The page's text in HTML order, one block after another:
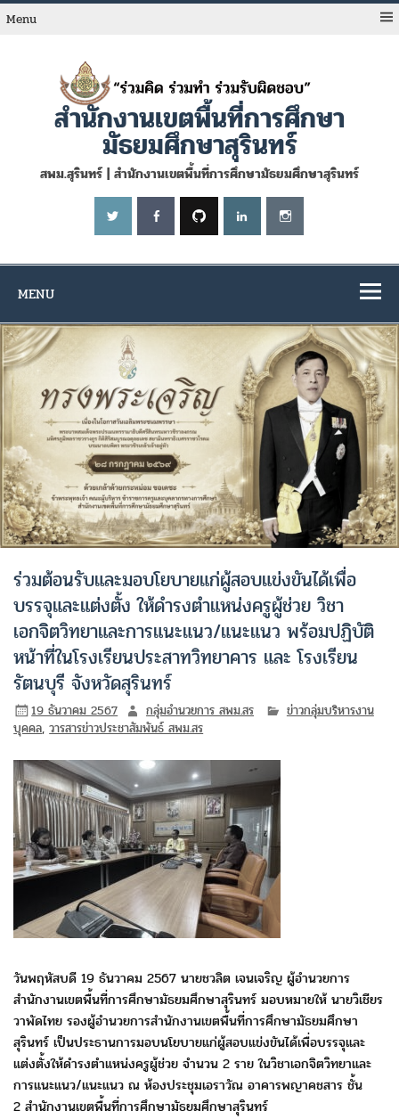
Skip
toMenu
สำนักงานเขตพื้นที่การศึกษา
มัธยมศึกษาสุรินทร์
สพม.สุรินทร์ | สำนักงานเขตพื้นที่การศึกษามัธยมศึกษาสุรินทร์
MENU
ร่วมต้อนรับและมอบโยบายแก่ผู้สอบแข่งขันได้เพื่อ
บรรจุและแต่งตั้ง ให้ดำรงตำแหน่งครูผู้ช่วย วิชา
เอกจิตวิทยาและการแนะแนว/แนะแนว พร้อมปฏิบัติ
หน้าที่ในโรงเรียนประสาทวิทยาคาร และ โรงเรียน
รัตนบุรี จังหวัดสุรินทร์
19 ธันวาคม 2567 กลุ่มอำนวยการ สพม.สร
ข่าวกลุ่มบริหารงาน
บุคคล,วารสารข่าวประชาสัมพันธ์ สพม.สร
วันพฤหัสบดี 19 ธันวาคม 2567 นายชวลิต เจนเจริญผู้อำนวยการ
สำนักงานเขตพื้นที่การศึกษามัธยมศึกษาสุรินทร์มอบหมายให้ นายวิเชียร
วาพัดไทย รองผู้อำนวยการสำนักงานเขตพื้นที่การศึกษามัธยมศึกษา
สุรินทร์เป็นประธานการมอบนโยบายแก่ผู้สอบแข่งขันได้เพื่อบรรจุและ
แต่งตั้งให้ดำรงตำแหน่งครูผู้ช่วย จำนวน 2 รายในวิชาเอกจิตวิทยาและ
การแนะแนว/แนะแนวณ ห้องประชุมเอราวัณ อาคารพญาคชสาร ชั้น
2สำนักงานเขตพื้นที่การศึกษามัธยมศึกษาสุรินทร์